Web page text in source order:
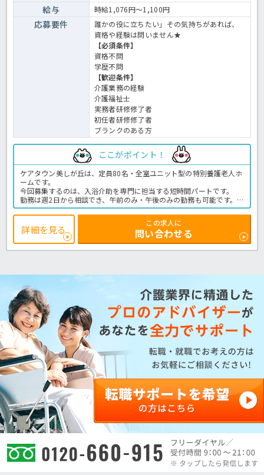
給与 時給1,076円～1,100円
応募要件
誰かの役に立ちたい」その気持ちがあれば、
資格や経験は問いません★
【必須条件】
資格不問
学歴不問
【歓迎条件】
介護業務の経験
介護福祉士
実務者研修修了者
初任者研修修了者
ブランクのある方
ここがポイント！
ケアタウン美しが丘は、定員80名・全室ユニット型の特別養護老人ホ
ームです。
今回募集するのは、入浴介助を専門に担当する短時間パートです。
勤務は週2日から相談でき、午前のみ・午後のみの勤務も可能です。
ブランクがある方へのサポート体制も整っているため、介護の仕事へ
復帰したい方にもおすすめです。
社員食堂や無料駐車場など、働きやすい環境も整っています。特養で
の入浴業務全般です。
＜介護職 パート 特別養護老人ホームの入浴介助求人＞
詳細を見る
この求人に
問い合わせる